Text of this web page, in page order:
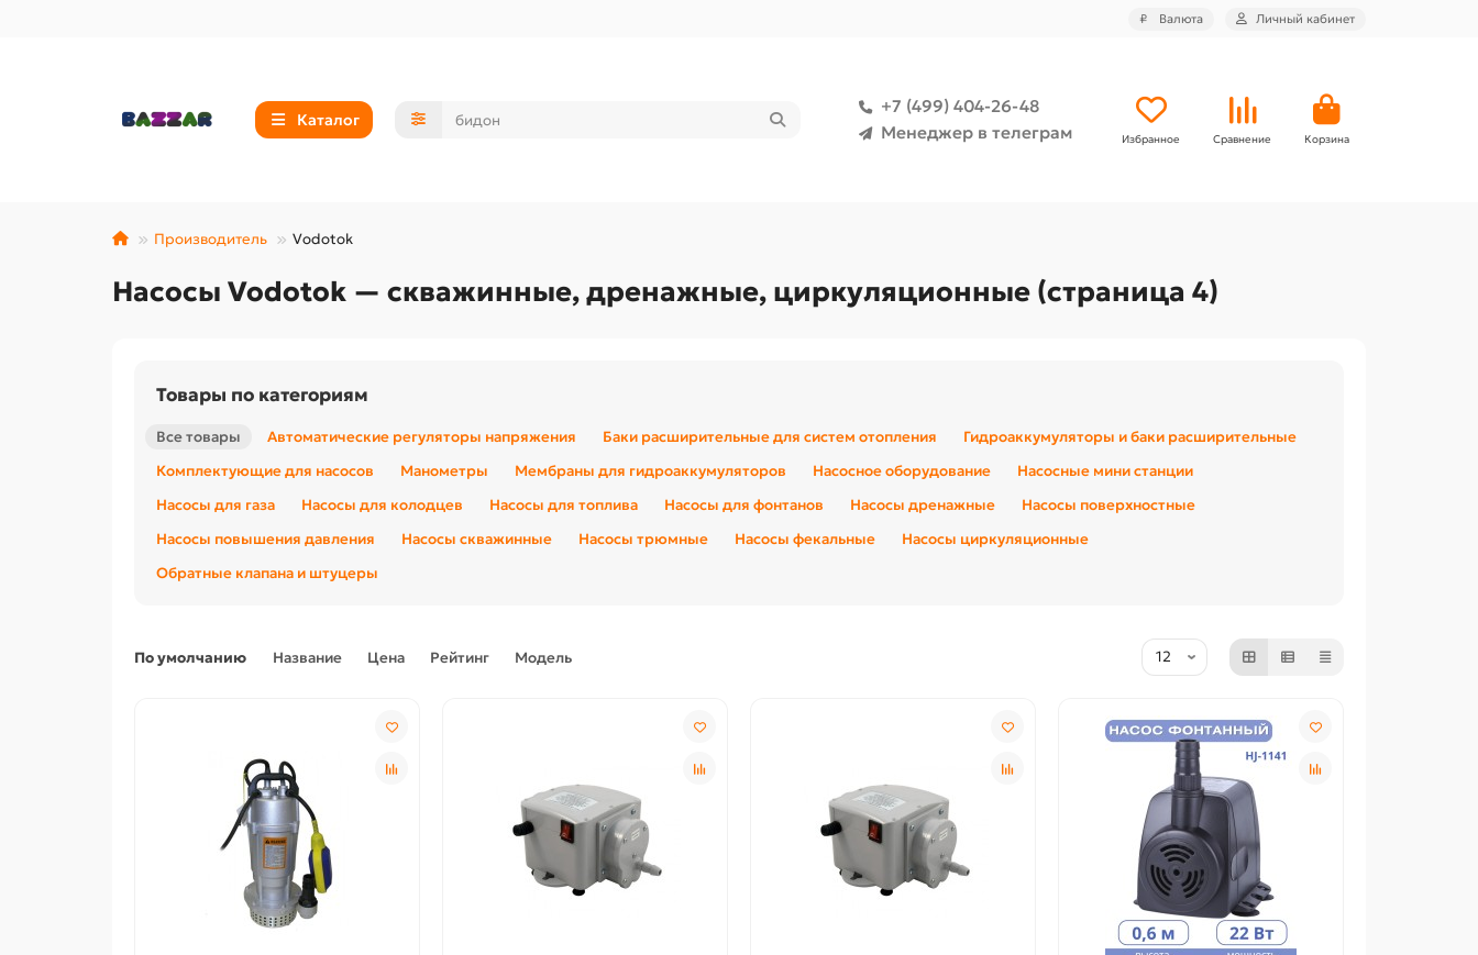
₽ Валюта Личный кабинет
Каталог
+7 (499) 404-26-48
Менеджер в телеграм
Избранное Сравнение Корзина
Производитель Vodotok
Насосы Vodotok — скважинные, дренажные, циркуляционные (страница 4)
Товары по категориям
Все товары Автоматические регуляторы напряжения Баки расширительные для систем отопления
Гидроаккумуляторы и баки расширительные
Комплектующие для насосов
Манометры Мембраны для гидроаккумуляторов Насосное оборудование
Насосные мини станции
Насосы для газа
Насосы для колодцев Насосы для топлива Насосы для фонтанов Насосы дренажные
Насосы поверхностные
Насосы повышения давления
Насосы скважинные Насосы трюмные Насосы фекальные
Насосы циркуляционные
Обратные клапана и штуцеры
По умолчанию Название Цена Рейтинг Модель